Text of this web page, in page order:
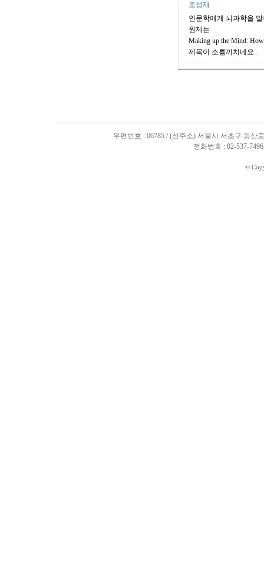
조성재
인문학에게 뇌과학을
원제는
Making up the Mind:
제목이 소름끼치네요..
우편번호 : 06785 / (신주소) 서울시 서초구 동산
전화번호 : 02-537-
©